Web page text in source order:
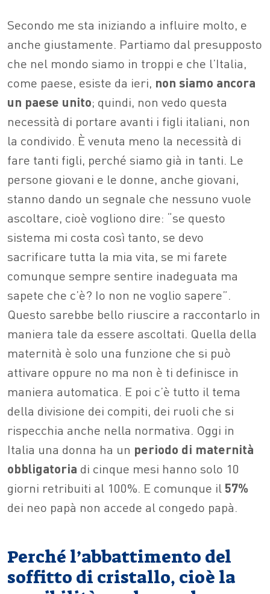
Secondo me sta iniziando a influire molto, e
anche giustamente. Partiamo dal presupposto
che nel mondo siamo in troppi e che l’Italia,
come paese, esiste da ieri, non siamo ancora
un paese unito; quindi, non vedo questa
necessità di portare avanti i figli italiani, non
la condivido. È venuta meno la necessità di
fare tanti figli, perché siamo già in tanti. Le
persone giovani e le donne, anche giovani,
stanno dando un segnale che nessuno vuole
ascoltare, cioè vogliono dire: “se questo
sistema mi costa così tanto, se devo
sacrificare tutta la mia vita, se mi farete
comunque sempre sentire inadeguata ma
sapete che c’è? Io non ne voglio sapere”.
Questo sarebbe bello riuscire a raccontarlo in
maniera tale da essere ascoltati. Quella della
maternità è solo una funzione che si può
attivare oppure no ma non è ti definisce in
maniera automatica. E poi c’è tutto il tema
della divisione dei compiti, dei ruoli che si
rispecchia anche nella normativa. Oggi in
Italia una donna ha un periodo di maternità
obbligatoria di cinque mesi hanno solo 10
giorni retribuiti al 100%. E comunque il 57%
dei neo papà non accede al congedo papà.
Perché l’abbattimento del
soffitto di cristallo, cioè la